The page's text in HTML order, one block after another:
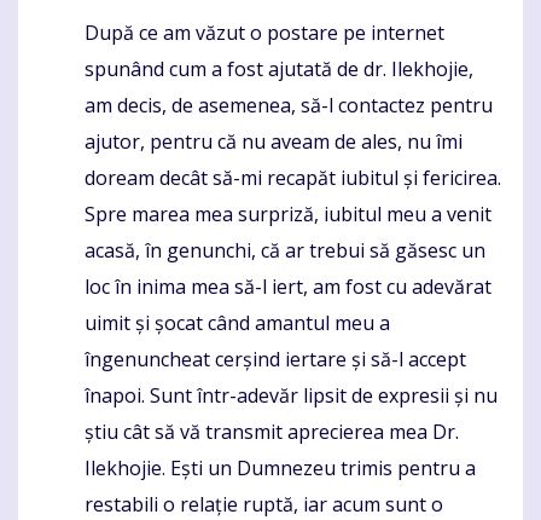
Komentaras
După ce am văzut o postare pe internet
spunând cum a fost ajutată de dr. Ilekhojie,
am decis, de asemenea, să-l contactez pentru
ajutor, pentru că nu aveam de ales, nu îmi
doream decât să-mi recapăt iubitul și fericirea.
Spre marea mea surpriză, iubitul meu a venit
acasă, în genunchi, că ar trebui să găsesc un
loc în inima mea să-l iert, am fost cu adevărat
uimit și șocat când amantul meu a
îngenuncheat cerșind iertare și să-l accept
înapoi. Sunt într-adevăr lipsit de expresii și nu
știu cât să vă transmit aprecierea mea Dr.
Ilekhojie. Ești un Dumnezeu trimis pentru a
restabili o relație ruptă, iar acum sunt o